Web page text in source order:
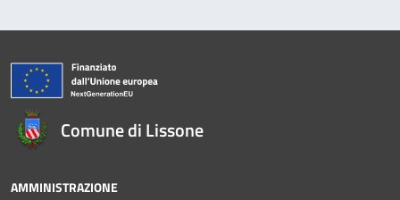
Comune di Lissone
AMMINISTRAZIONE